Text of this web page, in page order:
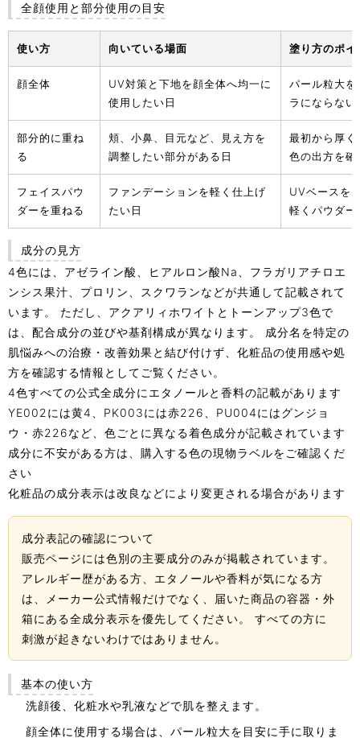
全顔使用と部分使用の目安
使い方 向いている場面 塗り方のポイ
顔全体
UV対策と下地を顔全体へ均一に
使用したい日
パール粒大
ラにならな
部分的に重ね
る
頬、小鼻、目元など、見え方を
調整したい部分がある日
最初から厚
色の出方を確
フェイスパウ
ダーを重ねる
ファンデーションを軽く仕上げ
たい日
UVベースを
軽くパウダー
成分の見方
4色には、アゼライン酸、ヒアルロン酸Na、フラガリアチロエ
ンシス果汁、プロリン、スクワランなどが共通して記載されて
います。 ただし、アクアリィホワイトとトーンアップ3色で
は、配合成分の並びや基剤構成が異なります。 成分名を特定の
肌悩みへの治療・改善効果と結び付けず、化粧品の使用感や処
方を確認する情報としてご覧ください。
4色すべての公式全成分にエタノールと香料の記載があります
YE002には黄4、PK003には赤226、PU004にはグンジョ
ウ・赤226など、色ごとに異なる着色成分が記載されています
成分に不安がある方は、購入する色の現物ラベルをご確認くだ
さい
化粧品の成分表示は改良などにより変更される場合があります
成分表記の確認について
販売ページには色別の主要成分のみが掲載されています。
アレルギー歴がある方、エタノールや香料が気になる方
は、メーカー公式情報だけでなく、届いた商品の容器・外
箱にある全成分表示を優先してください。 すべての方に
刺激が起きないわけではありません。
基本の使い方
洗顔後、化粧水や乳液などで肌を整えます。
顔全体に使用する場合は、パール粒大を目安に手に取りま